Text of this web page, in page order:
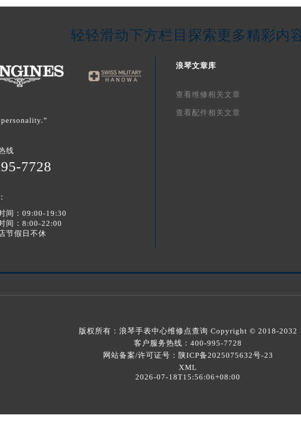
轻轻滑动下方栏目探索更多精彩内
线
7728
间：09:00-19:30
间：8:00-22:00
节假日不休
浪琴文章库
查看维修相关文章
查看配件相关文章
版权所有： 浪琴手表中心维修点查询 Copyright © 2018-2032
客户服务热线： 400-995-7728
网站备案/许可证号：陕ICP备2025075632号-23
XML
2026-07-18T15:56:06+08:00